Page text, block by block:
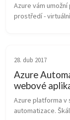
Azure vám
prostředí -
28. dub 2017
Azure
webové
Azure platforma v
automatizace.